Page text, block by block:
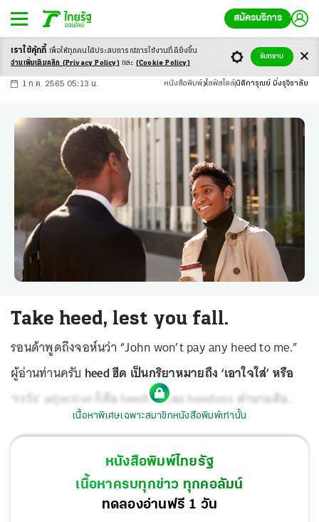
สมัครบริการ
-ก ก ก+
1 ก.ค. 2565 05:13 น. หนังสือพิมพ์ ไลฟ์สไตล์ นิติการุณย์ มิ่งรุจิราลัย
Take heed, lest you fall.
รอนด้าพูดถึงจอห์นว่า “John won’t pay any heed to me.”
ผู้อ่านท่านครับ heed ฮีด เป็นกริยาหมายถึง ‘เอาใจใส่’ หรือ
‘ระวัง’ adjective ก็คือ heedful และ heedless คำนามคือ
heed และ heedfulnessประโยคที่รอนด้าพูดก็คือ จอห์นจะ
ไม่เอาใจใส่ฉันเลย ความหมายที่แท้จริงก็คือ จอห์นจะไม่ฟัง
ฉัน จะไม่เหลียวแลดูฉัน
เนื้อหาพิเศษเฉพาะสมาชิกหนังสือพิมพ์เท่านั้น
หนังสือพิมพ์ไทยรัฐ
เนื้อหาครบทุกข่าว ทุกคอลัมน์
ทดลองอ่านฟรี 1 วัน
เราใช้คุ้กกี้ เพื่อให้ทุกคนได้ประสบการณ์การใช้งานที่ดียิ่งขึ้น
อ่านเพิ่มเติมคลิก (Privacy Policy) และ (Cookie Policy)
รับทราบ